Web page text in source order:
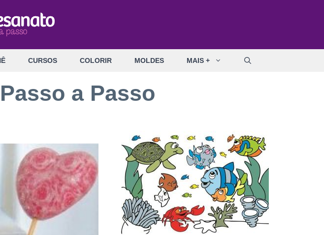
CURSOS COLORIR MOLDES MAIS +
a Passo